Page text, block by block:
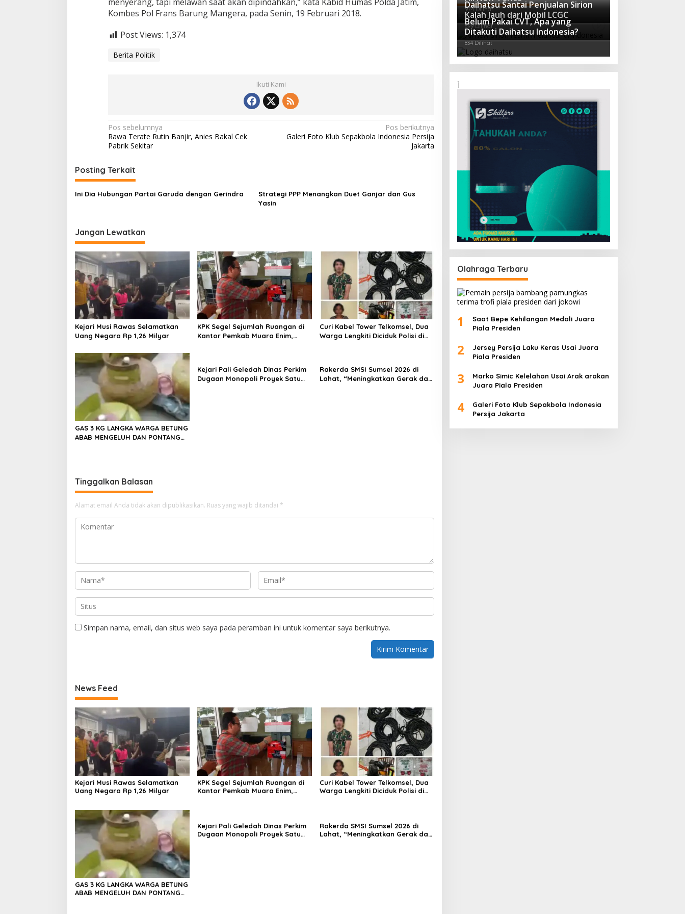
Kombes Pol Frans Barung Mangera, pada Senin, 19 Februari 2018.
Post Views: 1,374
Berita Politik
Ikuti Kami
N
a
i
g
a
i
p
o
s
Pos sebelumnya
Rawa Terate Rutin Banjir, Anies Bakal Cek
Pabrik Sekitar
Pos berikutnya
Galeri Foto Klub Sepakbola Indonesia Persija
Jakarta
Posting Terkait
Ini Dia Hubungan Partai Garuda dengan Gerindra
Strategi PPP Menangkan Duet Ganjar dan Gus
Yasin
Jangan Lewatkan
Kejari Musi Rawas Selamatkan
Uang Negara Rp 1,26 Milyar
KPK Segel Sejumlah Ruangan di
Kantor Pemkab Muara Enim,
Curi Kabel Tower Telkomsel, Dua
Warga Lengkiti Diciduk Polisi di
GAS 3 KG LANGKA WARGA BETUNG
ABAB MENGELUH DAN PONTANG
Kejari Pali Geledah Dinas Perkim
Dugaan Monopoli Proyek Satu
Rakerda SMSI Sumsel 2026 di
Lahat, “Meningkatkan Gerak dan
Tinggalkan Balasan
Alamat email Anda tidak akan dipublikasikan. Ruas yang wajib ditandai *
Simpan nama, email, dan situs web saya pada peramban ini untuk komentar saya berikutnya.
News Feed
Kejari Musi Rawas Selamatkan
Uang Negara Rp 1,26 Milyar
KPK Segel Sejumlah Ruangan di
Kantor Pemkab Muara Enim,
Curi Kabel Tower Telkomsel, Dua
Warga Lengkiti Diciduk Polisi di
GAS 3 KG LANGKA WARGA BETUNG
ABAB MENGELUH DAN PONTANG
Kejari Pali Geledah Dinas Perkim
Dugaan Monopoli Proyek Satu
Rakerda SMSI Sumsel 2026 di
Lahat, “Meningkatkan Gerak dan
974 Dilihat
Daihatsu Santai Penjualan Sirion
Kalah Jauh dari Mobil LCGC
899 Dilihat
Belum Pakai CVT, Apa yang
Ditakuti Daihatsu Indonesia?
834 Dilihat
]
Olahraga Terbaru
1
Saat Bepe Kehilangan Medali Juara
Piala Presiden
2
Jersey Persija Laku Keras Usai Juara
Piala Presiden
3
Marko Simic Kelelahan Usai Arak arakan
Juara Piala Presiden
4
Galeri Foto Klub Sepakbola Indonesia
Persija Jakarta